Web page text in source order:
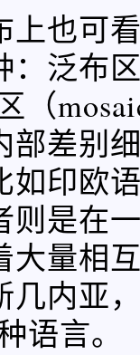
上也可
泛布
（
部差别
如印欧
则是在
大量相
几内亚
语言。